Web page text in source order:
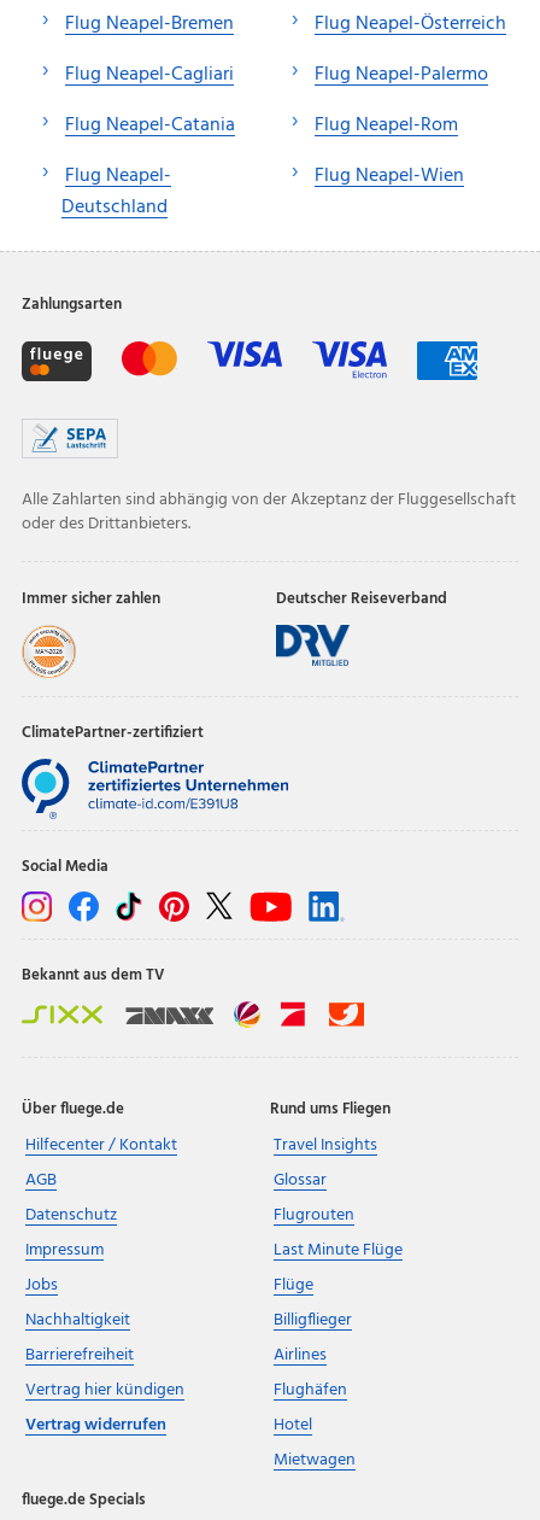
Flug Neapel-Bremen
Flug Neapel-Cagliari
Flug Neapel-Catania
Flug Neapel-
Deutschland
Flug Neapel-Österreich
Flug Neapel-Palermo
Flug Neapel-Rom
Flug Neapel-Wien